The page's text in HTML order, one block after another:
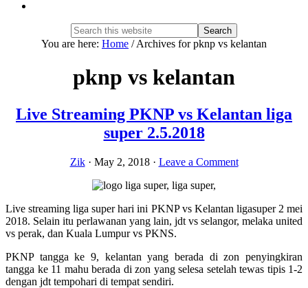
Search
this
Hide
You are here: Home /Archives for pknp vs kelantan
pknp vs kelantan
Live Streaming PKNP vs Kelantan liga
super 2.5.2018
Zik· May 2, 2018· Leave a Comment
Live streaming liga super hari ini PKNP vs Kelantan ligasuper 2 mei
2018. Selain itu perlawanan yang lain, jdt vs selangor, melaka united
vs perak, dan Kuala Lumpur vs PKNS.
PKNP tangga ke 9, kelantan yang berada di zon penyingkiran
tangga ke 11 mahu berada di zon yang selesa setelah tewas tipis 1-2
dengan jdt tempohari di tempat sendiri.